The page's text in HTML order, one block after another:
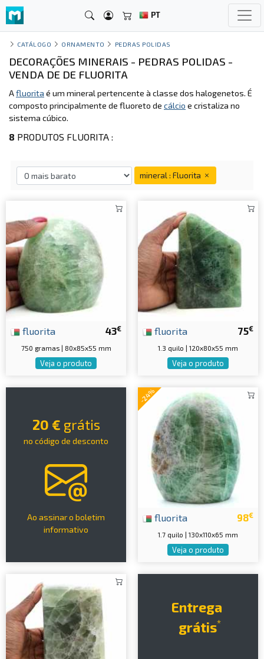
PT
CATÁLOGO ORNAMENTO PEDRAS POLIDAS
DECORAÇÕES MINERAIS - PEDRAS POLIDAS -
VENDA DE DE FLUORITA
Afluorita é um mineral pertencente à classe dos halogenetos. É
composto principalmente de fluoreto de cálcio e cristaliza no
sistema cúbico.
8 PRODUTOS FLUORITA :
mineral : Fluorita
43€
fluorita
750 gramas | 80x85x55 mm
Veja o produto
75€
fluorita
1.3 quilo | 120x80x55 mm
Veja o produto
20 € grátis
no código de desconto
Ao assinar o boletim
informativo
-24%
98€
fluorita
1.7 quilo | 130x110x65 mm
Veja o produto
Entrega
grátis*